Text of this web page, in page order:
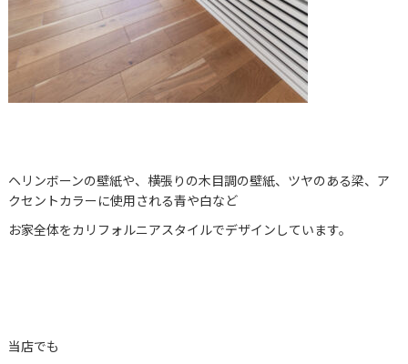
ヘリンボーンの壁紙や、横張りの木目調の壁紙、ツヤのある梁、ア
クセントカラーに使用される青や白など
お家全体をカリフォルニアスタイルでデザインしています。
当店でも